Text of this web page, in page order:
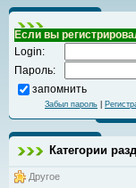
Если вы
Login:
Пароль:
запомнить
Забыл пароль
Категории
Другое